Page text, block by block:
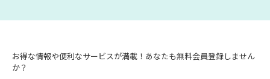
お得な情報や便利なサービスが満載！あなたも無料会員登録しません
か？